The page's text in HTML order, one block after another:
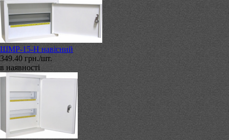
ШМР-15-Н навісний
349.40 грн./шт.
в наявності